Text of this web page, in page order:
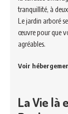
tranquillité, à
Le jardin arboré
œuvre pour que
agréables.
Voir
La Vie là